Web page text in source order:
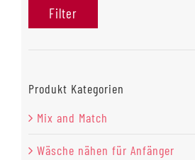
Filter
Produkt Kategorien
Mix and Match
Wäsche nähen für Anfänger